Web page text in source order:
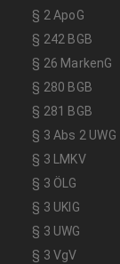
§ 2 ApoG
§ 242 BGB
§ 26 MarkenG
§ 280 BGB
§ 281 BGB
§ 3 Abs 2 UWG
§ 3 LMKV
§ 3 ÖLG
§ 3 UKlG
§ 3 UWG
§ 3 VgV